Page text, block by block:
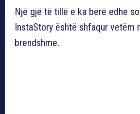
Një gjë të tillë e ka bërë edhe
InstaStory është shfaqur vetëm
brendshme.